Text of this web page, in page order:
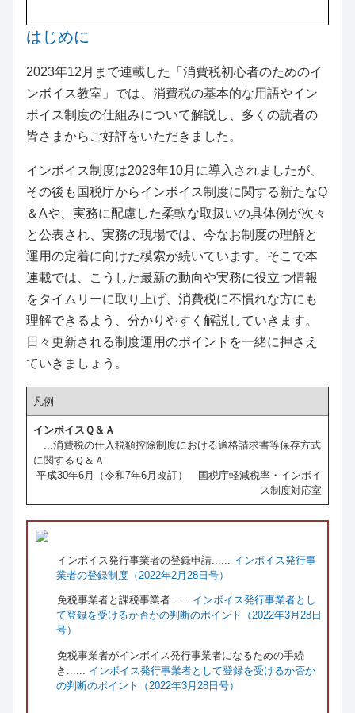
はじめに
2023年12月まで連載した「消費税初心者のためのイ
ンボイス教室」では、消費税の基本的な用語やイン
ボイス制度の仕組みについて解説し、多くの読者の
皆さまからご好評をいただきました。
インボイス制度は2023年10月に導入されましたが、
その後も国税庁からインボイス制度に関する新たなQ
＆Aや、実務に配慮した柔軟な取扱いの具体例が次々
と公表され、実務の現場では、今なお制度の理解と
運用の定着に向けた模索が続いています。そこで本
連載では、こうした最新の動向や実務に役立つ情報
をタイムリーに取り上げ、消費税に不慣れな方にも
理解できるよう、分かりやすく解説していきます。
日々更新される制度運用のポイントを一緒に押さえ
ていきましょう。
凡例
インボイスＱ＆Ａ
...消費税の仕入税額控除制度における適格請求書等保存方式
に関するＱ＆Ａ
平成30年6月（令和7年6月改訂） 国税庁軽減税率・インボイ
ス制度対応室
インボイス発行事業者の登録申請...... インボイス発行事
業者の登録制度（2022年2月28日号）
免税事業者と課税事業者...... インボイス発行事業者とし
て登録を受けるか否かの判断のポイント（2022年3月28日
号）
免税事業者がインボイス発行事業者になるための手続
き...... インボイス発行事業者として登録を受けるか否か
の判断のポイント（2022年3月28日号）